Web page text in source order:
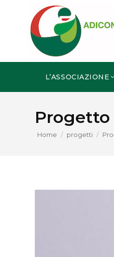
L’ASSOCIAZIONE
Progetto
You are here:
Home progetti